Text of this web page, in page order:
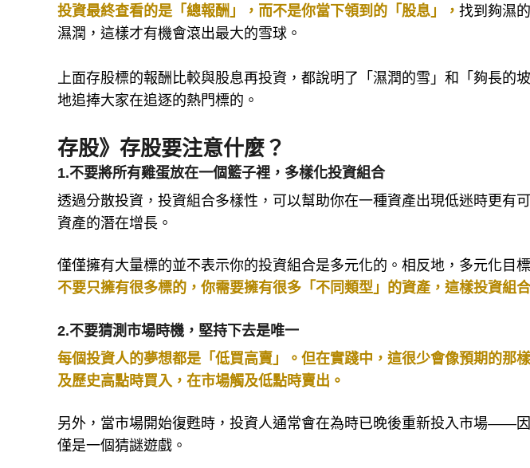
投資最終查看的是「總報酬」，而不是你當下領到的「股息」， 找到夠濕
濕潤，這樣才有機會滾出最大的雪球。
上面存股標的報酬比較與股息再投資，都說明了「濕潤的雪」和「夠長的
地追捧大家在追逐的熱門標的。
存股》存股要注意什麼？
1.不要將所有雞蛋放在一個籃子裡，多樣化投資組合
透過分散投資，投資組合多樣性，可以幫助你在一種資產出現低迷時更有
資產的潛在增長。
僅僅擁有大量標的並不表示你的投資組合是多元化的。相反地，多元化目
不要只擁有很多標的，你需要擁有很多「不同類型」的資產，這樣投資組
2.不要猜測市場時機，堅持下去是唯一
每個投資人的夢想都是「低買高賣」。但在實踐中，這很少會像預期的那
及歷史高點時買入，在市場觸及低點時賣出。
另外，當市場開始復甦時，投資人通常會在為時已晚後重新投入市場——
僅是一個猜謎遊戲。